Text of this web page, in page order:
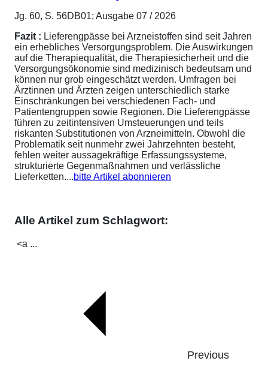
Jg. 60, S. 56DB01; Ausgabe 07 / 2026
Fazit : Lieferengpässe bei Arzneistoffen sind seit Jahren
ein erhebliches Versorgungsproblem. Die Auswirkungen
auf die Therapiequalität, die Therapiesicherheit und die
Versorgungsökonomie sind medizinisch bedeutsam und
können nur grob eingeschätzt werden. Umfragen bei
Ärztinnen und Ärzten zeigen unterschiedlich starke
Einschränkungen bei verschiedenen Fach- und
Patientengruppen sowie Regionen. Die Lieferengpässe
führen zu zeitintensiven Umsteuerungen und teils
riskanten Substitutionen von Arzneimitteln. Obwohl die
Problematik seit nunmehr zwei Jahrzehnten besteht,
fehlen weiter aussagekräftige Erfassungssysteme,
strukturierte Gegenmaßnahmen und verlässliche
Lieferketten....bitte Artikel abonnieren
Alle Artikel zum Schlagwort:
<a ...
Previous